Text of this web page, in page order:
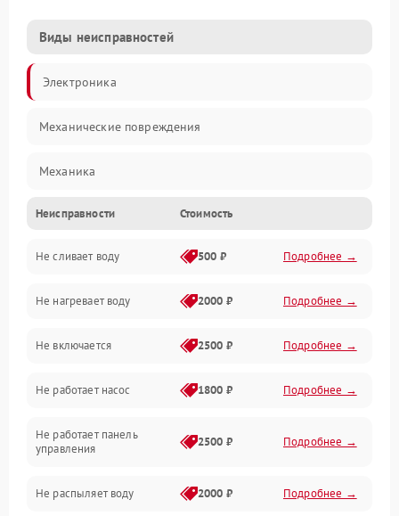
Виды неисправностей
Электроника
Механические повреждения
Механика
Управление
Электропитание
Датчики
Нагрев
Вода
Гигиена
Программное обеспечение
Неисправности Стоимость
Не сливает воду 500 ₽ Подробнее →
Не нагревает воду 2000 ₽ Подробнее →
Не включается 2500 ₽ Подробнее →
Не работает насос 1800 ₽ Подробнее →
Не работает панель
управления
2500 ₽ Подробнее →
Не распыляет воду 2000 ₽ Подробнее →